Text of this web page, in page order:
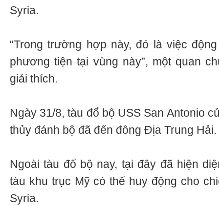
Syria.
“Trong trường hợp này, đó là việc
phương tiện tại vùng này”, một quan
giải thích.
Ngày 31/8, tàu đổ bộ USS San Antonio
thủy đánh bộ đã đến đông Địa Trung Hải.
Ngoài tàu đổ bộ nay, tại đây đã hiện
tàu khu trục Mỹ có thể huy động cho
Syria.